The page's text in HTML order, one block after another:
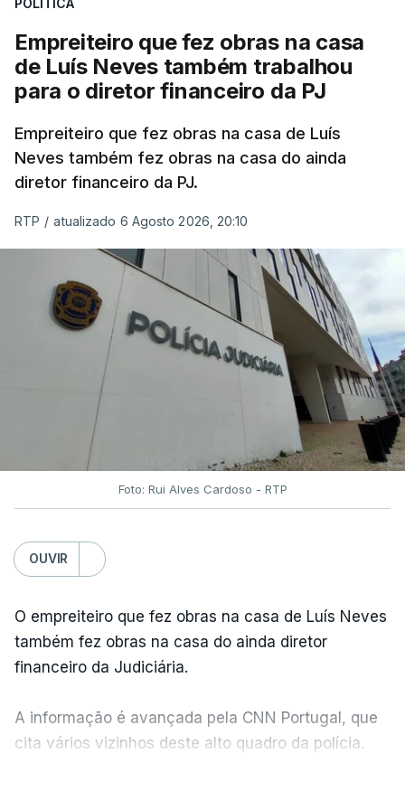
POLÍTICA
Empreiteiro que fez obras na casa
de Luís Neves também trabalhou
para o diretor financeiro da PJ
Empreiteiro que fez obras na casa de Luís
Neves também fez obras na casa do ainda
diretor financeiro da PJ.
RTP / atualizado 6 Agosto 2026, 20:10
Foto: Rui Alves Cardoso - RTP
OUVIR
O empreiteiro que fez obras na casa de Luís Neves
também fez obras na casa do ainda diretor
financeiro da Judiciária.
A informação é avançada pela CNN Portugal, que
cita vários vizinhos deste alto quadro da polícia.